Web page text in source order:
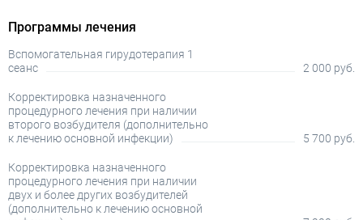
Программы лечения
Вспомогательная гирудотерапия 1
сеанс
2 000 руб.
Корректировка назначенного
процедурного лечения при наличии
второго возбудителя (дополнительно
к лечению основной инфекции)
5 700 руб.
Корректировка назначенного
процедурного лечения при наличии
двух и более других возбудителей
(дополнительно к лечению основной